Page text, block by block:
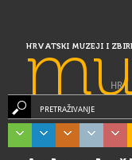
HRVATSKI MUZEJI I
HR|
PRETRAŽIVANJE